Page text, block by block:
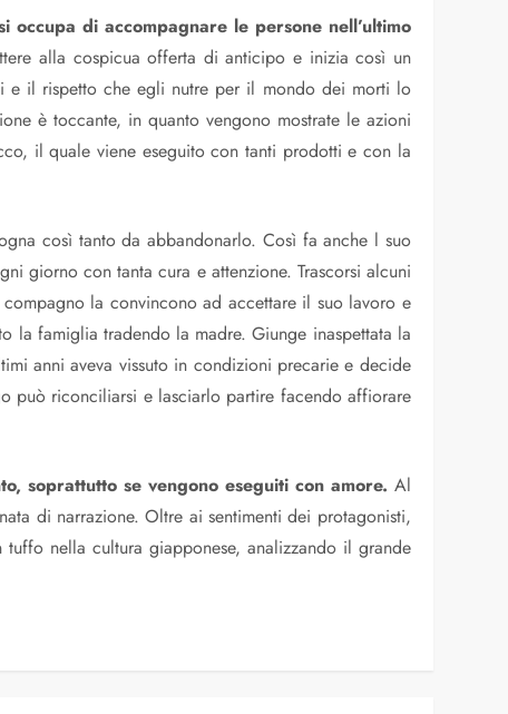
di accompagnare le persone nell’ultimo
alla cospicua offerta di anticipo e inizia così un
e il rispetto che egli nutre per il mondo dei morti lo
è toccante, in quanto vengono mostrate le azioni
il quale viene eseguito con tanti prodotti e con la
così tanto da abbandonarlo. Così fa anche l suo
giorno con tanta cura e attenzione. Trascorsi alcuni
la convincono ad accettare il suo lavoro e
la famiglia tradendo la madre. Giunge inaspettata la
anni aveva vissuto in condizioni precarie e decide
può riconciliarsi e lasciarlo partire facendo affiorare
soprattutto se vengono eseguiti con amore. Al
di narrazione. Oltre ai sentimenti dei protagonisti,
nella cultura giapponese, analizzando il grande